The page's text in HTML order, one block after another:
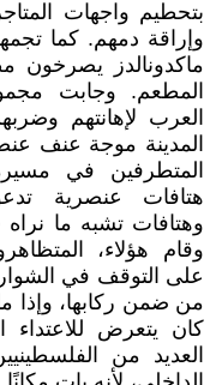
بتحطيم واجهات
وإراقة دمهم. كما
ماكدونالدز يصرخون
المطعم. وجابت
العرب لإهانتهم
المدينة موجة عنف
المتطرفين في
هتافات عنصرية
وهتافات تشبه ما
وقام هؤلاء،
على التوقف في
من ضمن ركابها، وإذا
كان يتعرض
العديد من